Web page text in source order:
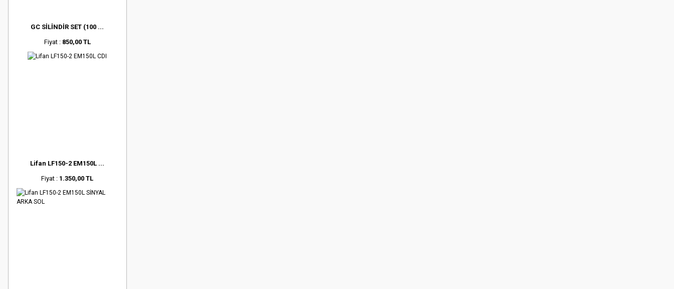
GC SİLİNDİR SET (100 ...
Fiyat : 850,00 TL
Lifan LF150-2 EM150L ...
Fiyat : 1.350,00 TL